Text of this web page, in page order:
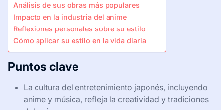
Análisis de sus obras más populares
Impacto en la industria del anime
Reflexiones personales sobre su estilo
Cómo aplicar su estilo en la vida diaria
Puntos clave
La cultura del entretenimiento japonés, incluyendo
anime y música, refleja la creatividad y tradiciones